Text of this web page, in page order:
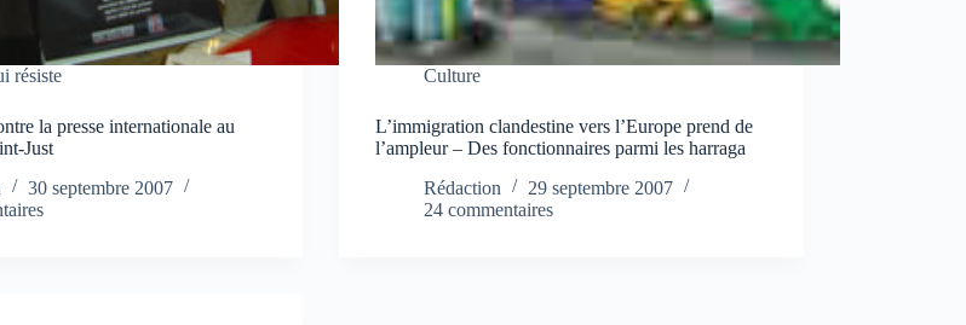
résiste
la presse internationale au
Just
30 septembre 2007
Culture
L’immigration clandestine vers l’Europe prend de
l’ampleur – Des fonctionnaires parmi les harraga
Rédaction
29 septembre 2007
24 commentaires